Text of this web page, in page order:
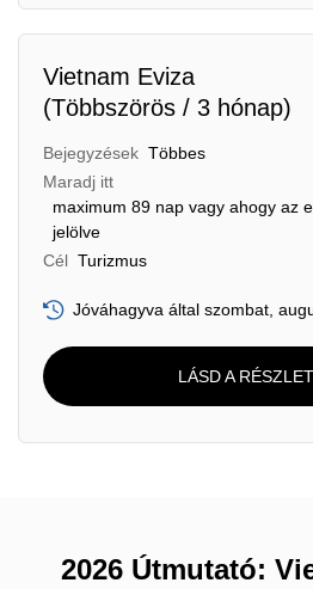
Vietnam Eviza
(Többszörös / 3 hónap)
Bejegyzések Többes
Maradj itt
maximum 89 nap vagy ahogy az
jelölve
Cél Turizmus
Jóváhagyva által szombat,
LÁSD A
2026 Útmutató: